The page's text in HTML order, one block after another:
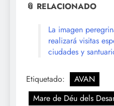
📎 RELACIONADO
La imagen
realizará visitas
ciudades y
Etiquetado:
AVAN
Mare de Déu dels